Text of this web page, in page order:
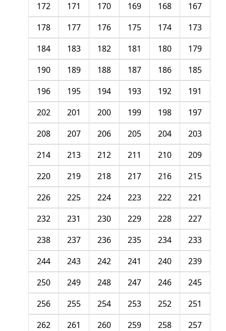
167
168
169
170
171
172
173
174
175
176
177
178
179
180
181
182
183
184
185
186
187
188
189
190
191
192
193
194
195
196
197
198
199
200
201
202
203
204
205
206
207
208
209
210
211
212
213
214
215
216
217
218
219
220
221
222
223
224
225
226
227
228
229
230
231
232
233
234
235
236
237
238
239
240
241
242
243
244
245
246
247
248
249
250
251
252
253
254
255
256
257
258
259
260
261
262